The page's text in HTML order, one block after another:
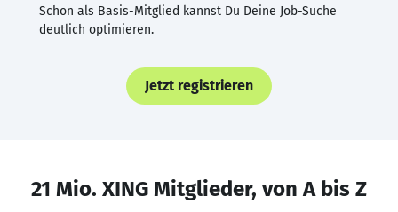
Schon als Basis-Mitglied kannst Du Deine Job-Suche
deutlich optimieren.
Jetzt registrieren
21 Mio. XING Mitglieder, von A bis Z